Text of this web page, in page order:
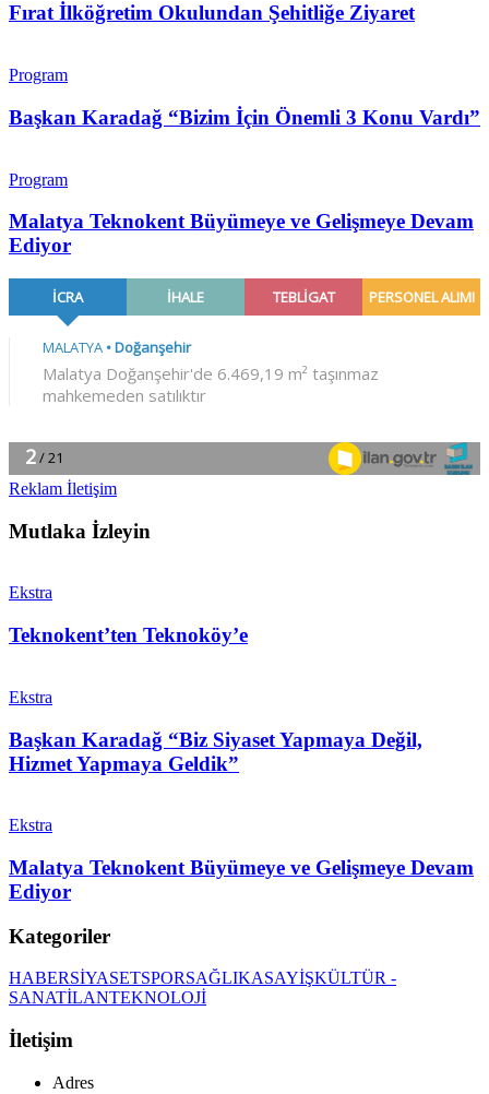
Fırat İlköğretim Okulundan Şehitliğe Ziyaret
Program
Başkan Karadağ “Bizim İçin Önemli 3 Konu Vardı”
Program
Malatya Teknokent Büyümeye ve Gelişmeye Devam
Ediyor
Reklam İletişim
Mutlaka İzleyin
Ekstra
Teknokent’ten Teknoköy’e
Ekstra
Başkan Karadağ “Biz Siyaset Yapmaya Değil,
Hizmet Yapmaya Geldik”
Ekstra
Malatya Teknokent Büyümeye ve Gelişmeye Devam
Ediyor
Kategoriler
HABERSİYASETSPORSAĞLIKASAYİŞKÜLTÜR -
SANATİLANTEKNOLOJİ
İletişim
Adres